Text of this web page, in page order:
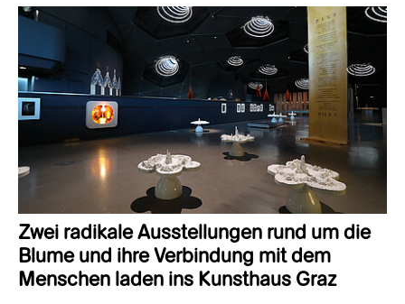
Zwei radikale Ausstellungen rund um die
Blume und ihre Verbindung mit dem
Menschen laden ins Kunsthaus Graz